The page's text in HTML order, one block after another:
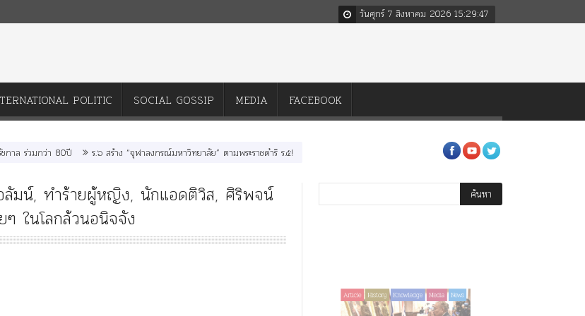
วันศุกร์ 7 สิงหาคม 2026 15:29:47
POLITIC SOCIAL GOSSIP MEDIA FACEBOOK
ร่วมกว่า 80ปี ร.๖ สร้าง “จุฬาลงกรณ์มหาวิทยาลัย” ตามพระราชดำริ ร.๕! ร.๙ ฝากต้นจามจุรีและเพลงไว้เตือนใจ!! นางในวรรณคดี พระราชนิพนธ์ในพระบา
มน์, ทำร้ายผู้หญิง, นักแอดติวิส, ศิริพจน์
ๆ ในโลกล้วนอนิจจัง
History ไม่มีหมวดหมู่